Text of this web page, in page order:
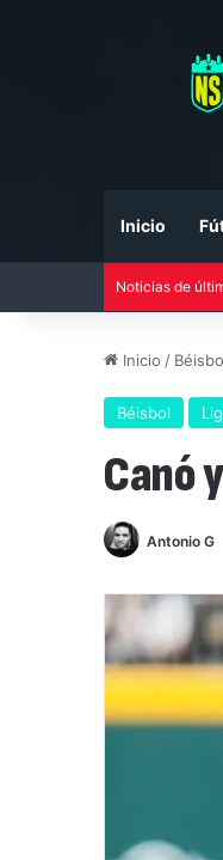
Inicio
Noticias de
Inicio /
Béisbol
Canó
Antonio G